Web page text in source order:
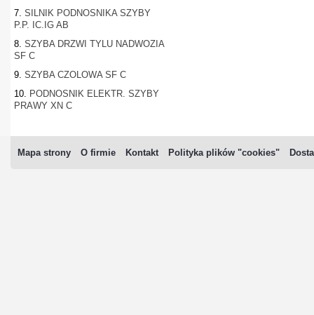
7. SILNIK PODNOSNIKA SZYBY
P.P. IC.IG AB
8. SZYBA DRZWI TYLU NADWOZIA
SF C
9. SZYBA CZOLOWA SF C
10. PODNOSNIK ELEKTR. SZYBY
PRAWY XN C
Mapa strony O firmie Kontakt Polityka plików "cookies"